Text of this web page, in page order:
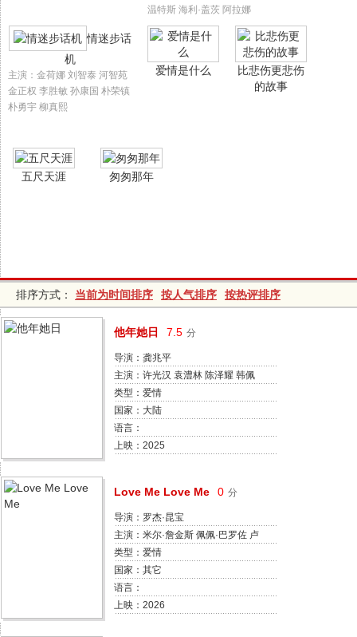
温特斯 海利·盖茨 阿拉娜
情迷步话
机
主演：金荷娜 刘智泰 河智苑
金正权 李胜敏 孙康国 朴荣镇
朴勇宇 柳真熙
爱情是什么
比悲伤更悲伤
的故事
五尺天涯 匆匆那年
排序方式： 当前为时间排序 按人气排序 按热评排序
他年她日 7.5 分
导演：龚兆平
主演：许光汉 袁澧林 陈泽耀 韩佩
瑶 董玮 陈辉虹 骆振伟 许恩怡 谢咏
欣
类型：爱情
国家：大陆
语言：
上映：2025
Love Me Love Me 0 分
导演：罗杰·昆宝
主演：米尔·詹金斯 佩佩·巴罗佐 卢
卡·梅卢奇 Andrea Guo
Michelangelo Vizzini Madior Fall
Vanessa Donghi
类型：爱情
国家：其它
语言：
上映：2026